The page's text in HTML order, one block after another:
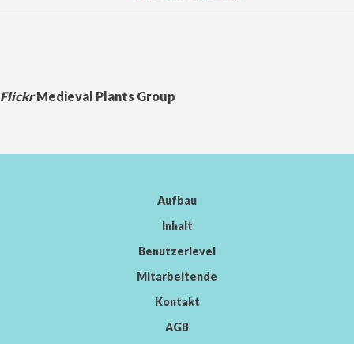
FlickrMedieval Plants Group
Aufbau
Inhalt
Benutzerlevel
Mitarbeitende
Kontakt
AGB